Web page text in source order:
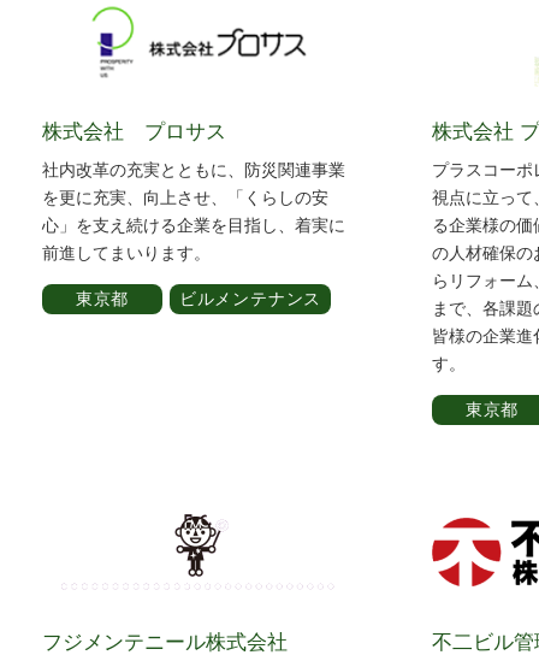
株式会社 プロサス
社内改革の充実とともに、防災関連事業
を更に充実、向上させ、「くらしの安
心」を支え続ける企業を目指し、着実に
前進してまいります。
東京都 ビルメンテナンス
株式会社
プラスコー
視点に立って
る企業様の
の人材確保の
らリフォー
まで、各課
皆様の企業
す。
東京都
フジメンテニール株式会社 不二ビル